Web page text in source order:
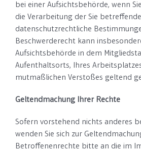
bei einer Aufsichtsbehörde, wenn
die Verarbeitung der Sie
datenschutzrechtliche
Beschwerderecht kann
Aufsichtsbehörde in dem
Aufenthaltsorts, Ihres
mutmaßlichen Verstoßes geltend
Geltendmachung Ihrer Rechte
Sofern vorstehend nichts anderes
wenden Sie sich zur
Betroffenenrechte bitte an die im